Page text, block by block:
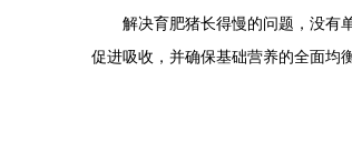
解决育肥猪长得慢的问题，没有
促进吸收，并确保基础营养的全面均